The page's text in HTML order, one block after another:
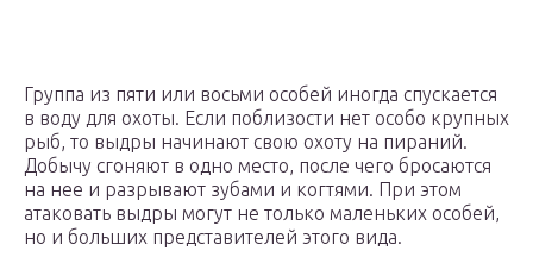
Группа из пяти или восьми особей иногда спускается
в воду для охоты. Если поблизости нет особо крупных
рыб, то выдры начинают свою охоту на пираний.
Добычу сгоняют в одно место, после чего бросаются
на нее и разрывают зубами и когтями. При этом
атаковать выдры могут не только маленьких особей,
но и больших представителей этого вида.